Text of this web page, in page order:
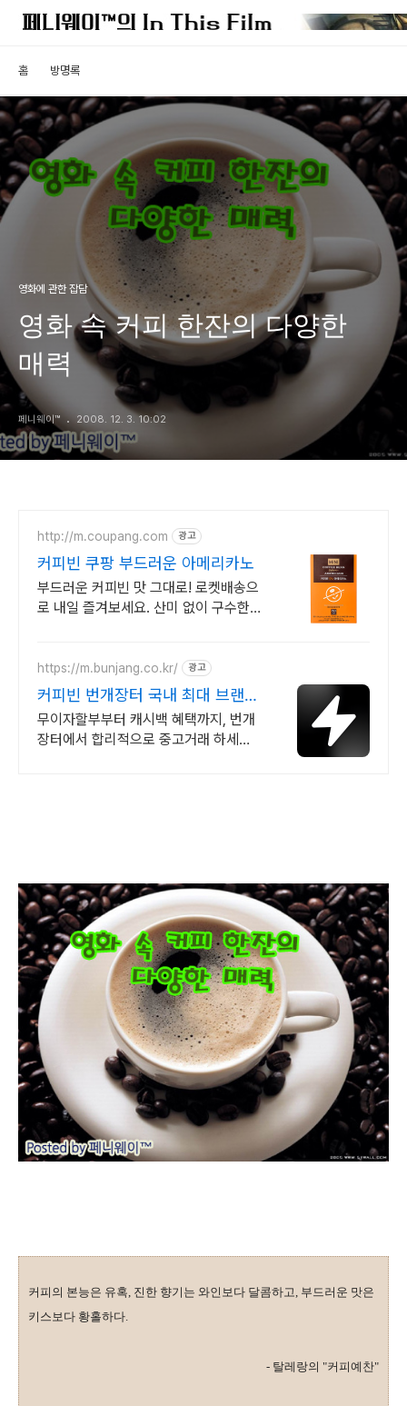
홈 방명록
영화에 관한 잡담
영화 속 커피 한잔의 다양한
매력
페니웨이™ 2008. 12. 3. 10:02
http://m.coupang.com 광고
커피빈 쿠팡 부드러운 아메리카노
부드러운 커피빈 맛 그대로! 로켓배송으
로 내일 즐겨보세요. 산미 없이 구수한
https://m.bunjang.co.kr/ 광고
커피빈 번개장터 국내 최대 브랜드
중고거래
무이자할부부터 캐시백 혜택까지, 번개
장터에서 합리적으로 중고거래 하세요
커피의 본능은 유혹, 진한 향기는 와인보다 달콤하고, 부드러운 맛은
키스보다 황홀하다.
- 탈레랑의 "커피예찬"